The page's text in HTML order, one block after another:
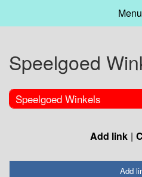
Speelgoed
Speelgoed Winkels
Add link
Add